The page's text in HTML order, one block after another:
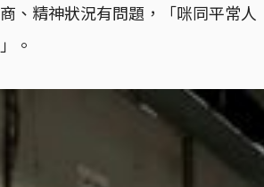
、精神狀況有問題，「咪同平常人
。